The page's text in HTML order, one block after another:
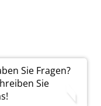
Sie Fragen?
Sie